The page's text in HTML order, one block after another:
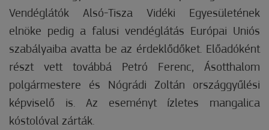
Vendéglátók Alsó-Tisza Vidéki Egyesületének
elnöke pedig a falusi vendéglátás Európai Uniós
szabályaiba avatta be az érdeklődőket. Előadóként
részt vett továbbá Petró Ferenc, Ásotthalom
polgármestere és Nógrádi Zoltán országgyűlési
képviselő is. Az eseményt ízletes mangalica
kóstolóval zárták.